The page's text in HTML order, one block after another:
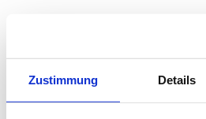
Zustimmung Details